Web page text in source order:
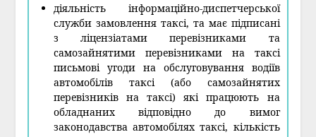
діяльність інформаційно-диспетчерської
служби замовлення таксі, та має підписані
з ліцензіатами перевізниками та
самозайнятими перевізниками на таксі
письмові угоди на обслуговування водіїв
автомобілів таксі (або самозайнятих
перевізників на таксі) які працюють на
обладнаних відповідно до вимог
законодавства автомобілях таксі, кількість